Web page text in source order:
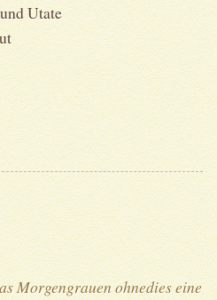
Utate
Morgengrauen ohnedies eine